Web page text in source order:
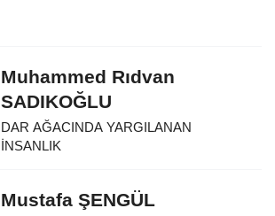
Muhammed Rıdvan
SADIKOĞLU
DAR AĞACINDA YARGILANAN
İNSANLIK
Mustafa ŞENGÜL